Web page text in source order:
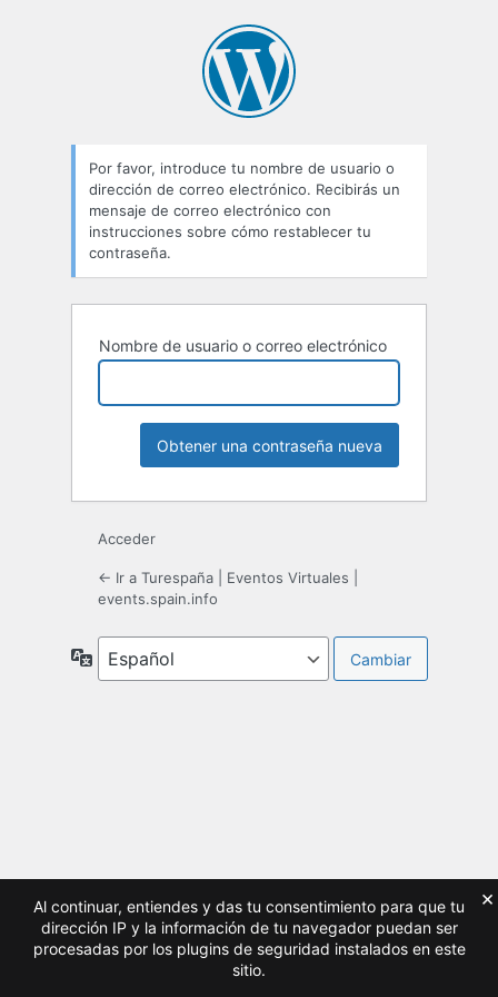
Por favor, introduce tu nombre de usuario o
dirección de correo electrónico. Recibirás un
mensaje de correo electrónico con
instrucciones sobre cómo restablecer tu
contraseña.
Nombre de usuario o correo electrónico
Acceder
← Ir a Turespaña | Eventos Virtuales |
events.spain.info
Idioma
Al continuar, entiendes y das tu consentimiento para que tu
dirección IP y la información de tu navegador puedan ser
procesadas por los plugins de seguridad instalados en este
sitio.
×